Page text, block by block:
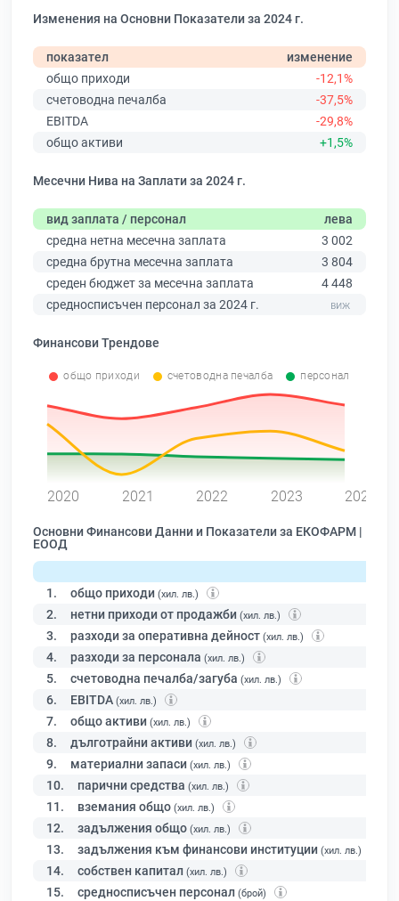
Изменения на Основни Показатели за 2024 г.
показател
изменение
общо приходи
-12,1%
счетоводна печалба
-37,5%
EBITDA
-29,8%
общо активи
+1,5%
Месечни Нива на Заплати за 2024 г.
вид заплата / персонал
лева
средна нетна месечна заплата
3 002
средна брутна месечна заплата
3 804
среден бюджет за месечна заплата
4 448
средносписъчен персонал за 2024 г.
Финансови Трендове
общо приходи счетоводна печалба персонал
2020 2021 2022 2023 2024
Основни Финансови Данни и Показатели за ЕКОФАРМ |
ЕООД
1. общо приходи (хил. лв.)
2. нетни приходи от продажби (хил. лв.)
3. разходи за оперативна дейност (хил. лв.)
4. разходи за персонала (хил. лв.)
5. счетоводна печалба/загуба (хил. лв.)
6. EBITDA (хил. лв.)
7. общо активи (хил. лв.)
8. дълготрайни активи (хил. лв.)
9. материални запаси (хил. лв.)
10. парични средства (хил. лв.)
11. вземания общо (хил. лв.)
12. задължения общо (хил. лв.)
13. задължения към финансови институции (хил. лв.)
14. собствен капитал (хил. лв.)
15. средносписъчен персонал (брой)